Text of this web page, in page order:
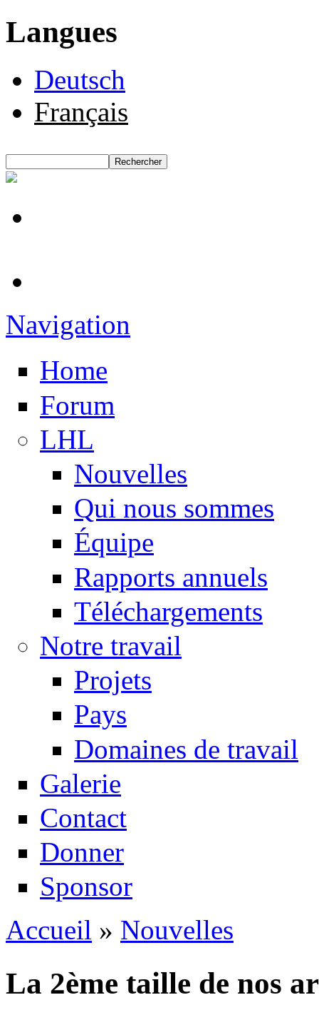
Langues
Deutsch
Français
Formulaire de recherche
Navigation
Home
Forum
LHL
Nouvelles
Qui nous sommes
Équipe
Rapports annuels
Téléchargements
Notre travail
Projets
Pays
Domaines de travail
Galerie
Contact
Donner
Sponsor
Vous êtes ici
Accueil » Nouvelles
La 2ème taille de nos